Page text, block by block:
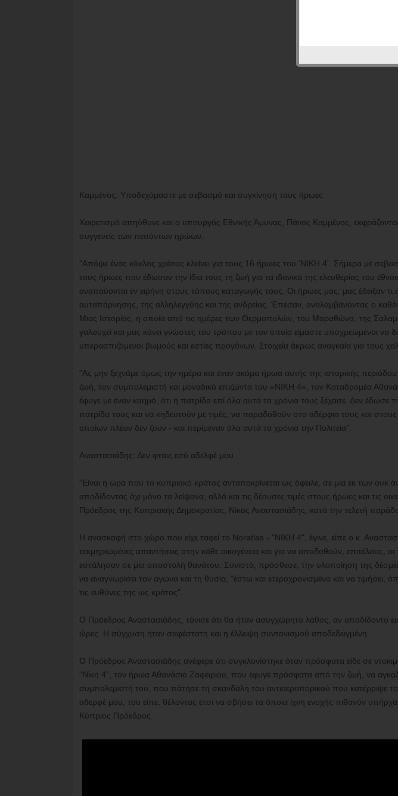
Καμμένος: Υποδεχόμαστε με σεβασμό και συγκίνηση τους ήρωες
Χαιρετισμό απηύθυνε και ο υπουργός Εθνικής Άμυνας, Πάνος Καμμένος,
συγγενείς των πεσόντων ηρώων.
"Απόψε ένας κύκλος χρέους κλείνει για τους 16 ήρωες του 'ΝΙΚΗ 4'. Σήμερα με
τους ήρωες που έδωσαν την ίδια τους τη ζωή για τα ιδανικά της ελευθερίας του
αναπαύονται εν ειρήνη στους τόπους καταγωγής τους. Οι ήρωες μας, μας έδειξαν τι
αυταπάρνησης, της αλληλεγγύης και της ανδρείας. Έπεσαν, αναλαμβάνοντας ο
Μιας Ιστορίας, η οποία από τις ημέρες των Θερμοπυλών, του Μαραθώνα, της
γαλουχεί και μας κάνει γνώστες του τρόπου με τον οποίο είμαστε υποχρεωμένοι να
υπερασπιζόμενοι βωμούς και εστίες προγόνων. Στοιχεία άκρως αναγκαία για τους
"Ας μην ξεχνάμε όμως την ημέρα και έναν ακόμα ήρωα αυτής της ιστορικής
ζωή, τον συμπολεμιστή και μοναδικό επιζώντα του «ΝΙΚΗ 4», τον Καταδρομέα
έφυγε με έναν καημό, ότι η πατρίδα επί όλα αυτά τα χρόνια τους ξέχασε. Δεν έδωσε
πατρίδα τους και να κηδευτούν με τιμές, να παραδοθούν στα αδέρφια τους και
οποίων πλέον δεν ζουν - και περίμεναν όλα αυτά τα χρόνια την Πολιτεία".
Αναστασιάδης: Δεν φταις εσύ αδελφέ μου
"Είναι η ώρα που το κυπριακό κράτος ανταποκρίνεται ως όφειλε, σε μια εκ των ουκ
αποδίδοντας όχι μόνο τα λείψανα, αλλά και τις δέουσες τιμές στους ήρωες και τις
Πρόεδρος της Κυπριακής Δημοκρατίας, Νίκος Αναστασιάδης, κατά την τελετή
Η ανασκαφή στο χώρο που είχε ταφεί το Noratlas - "ΝΙΚΗ 4", έγινε, είπε ο κ.
τεκμηριωμένες απαντήσεις στην κάθε οικογένεια και για να αποδοθούν, επιτέλους,
εστάλησαν σε μία αποστολή θανάτου. Συνιστά, πρόσθεσε, την υλοποίηση της
να αναγνωρίσει τον αγώνα και τη θυσία, "έστω και ετεροχρονισμένα και να τιμήσει,
τις ευθύνες της ως κράτος".
Ο Πρόεδρος Αναστασιάδης, τόνισε ότι θα ήταν ασυγχώρητο λάθος, αν αποδίδοντο
ώρες. Η σύγχυση ήταν σαφέστατη και η έλλειψη συντονισμού αποδεδειγμένη.
Ο Πρόεδρος Αναστασιάδης ανέφερε ότι συγκλονίστηκε όταν πρόσφατα είδε σε
"Νίκη 4", τον ήρωα Αθανάσιο Ζαφειρίου, που έφυγε πρόσφατα από την ζωή, να
συμπολεμιστή του, που πάτησε τη σκανδάλη του αντιαεροπορικού που κατέρριψε
αδερφέ μου, του είπε, θέλοντας έτσι να σβήσει τα όποια ίχνη ενοχής πιθανόν
Κύπριος Πρόεδρος.